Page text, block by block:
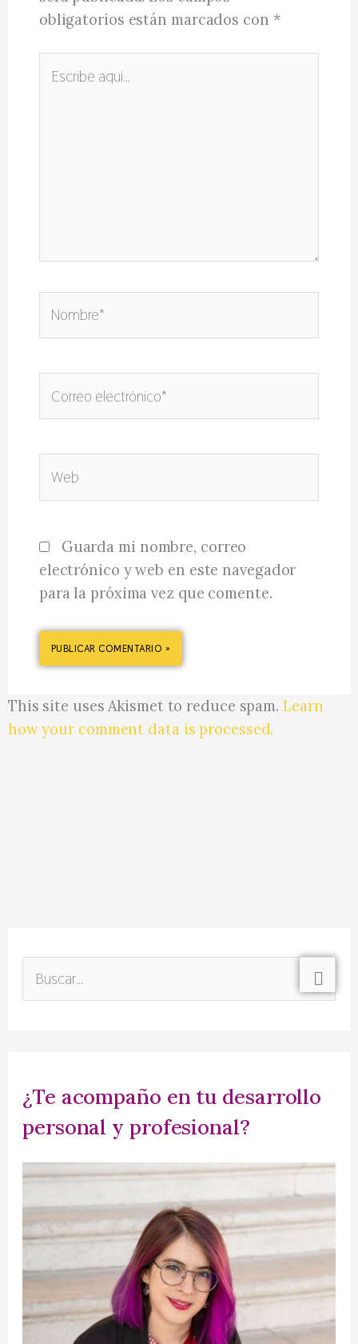
obligatorios están marcados con *
aquí...
electrónico*
Guarda mi nombre, correo
electrónico y web en este navegador
para la próxima vez que comente.
This site uses Akismet to reduce spam. Learn
how your comment data is processed.
a
r
o
r
:
¿Te acompaño en tu desarrollo
personal y profesional?